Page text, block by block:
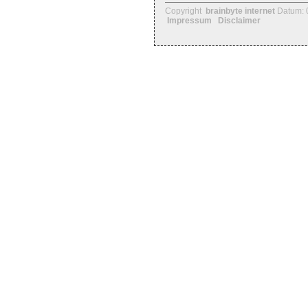
Copyright brainbyte internet Datum:
Impressum
Disclaimer